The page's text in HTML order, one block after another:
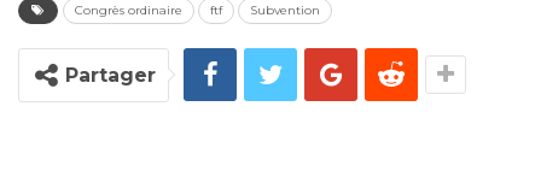
Congrès ordinaire ftf Subvention
Partager